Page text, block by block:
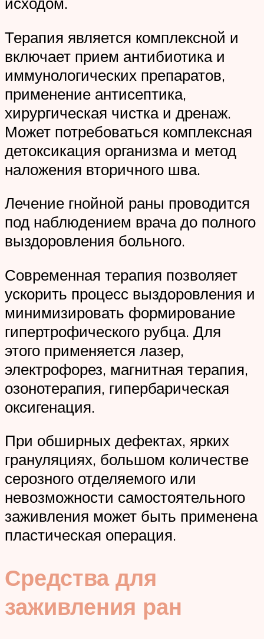
Терапия является комплексной и
включает прием антибиотика и
иммунологических препаратов,
применение антисептика,
хирургическая чистка и дренаж.
Может потребоваться комплексная
детоксикация организма и метод
наложения вторичного шва.
Лечение гнойной раны проводится
под наблюдением врача до полного
выздоровления больного.
Современная терапия позволяет
ускорить процесс выздоровления и
минимизировать формирование
гипертрофического рубца. Для
этого применяется лазер,
электрофорез, магнитная терапия,
озонотерапия, гипербарическая
оксигенация.
При обширных дефектах, ярких
грануляциях, большом количестве
серозного отделяемого или
невозможности самостоятельного
заживления может быть применена
пластическая операция.
Средства для
заживления ран